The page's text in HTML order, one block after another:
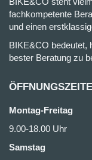
fachkompetente
und einen
BIKE&CO bedeutet,
bester Beratung zu
Montag-Freitag
9.00-18.00 Uhr
Samstag